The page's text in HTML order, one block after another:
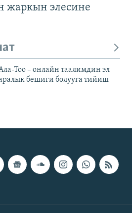
жаркын элесине
Тоо – онлайн таалимдин эл
бешиги болууга тийиш